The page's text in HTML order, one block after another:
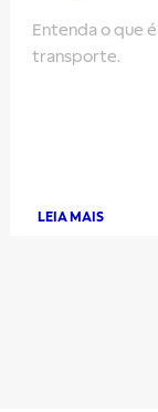
Entenda o que
transporte.
LEIA MAIS